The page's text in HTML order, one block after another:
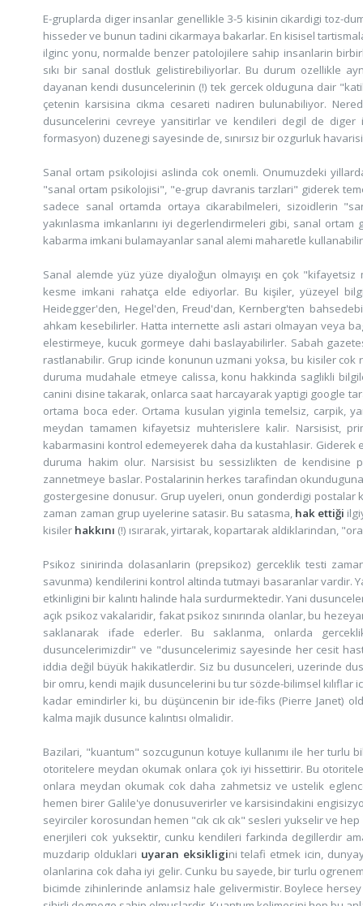
E-gruplarda diger insanlar genellikle 3-5 kisinin cikardigi toz-
hisseder ve bunun tadini cikarmaya bakarlar. En kisisel
ilginc yonu, normalde benzer patolojilere sahip insanlarin
sıkı bir sanal dostluk gelistirebiliyorlar. Bu durum ozellikle
dayanan kendi dusuncelerinin (!) tek gercek olduguna dair
çetenin karsisina cikma cesareti nadiren bulunabiliyor.
dusuncelerini cevreye yansitirlar ve kendileri degil de diger
formasyon) duzenegi sayesinde de, sınırsız bir ozgurluk
Sanal ortam psikolojisi aslinda cok onemli. Onumuzdeki
"sanal ortam psikolojisi", "e-grup davranis tarzlari" giderek
sadece sanal ortamda ortaya cikarabilmeleri, sizoidlerin
yakınlasma imkanlarını iyi degerlendirmeleri gibi, sanal
kabarma imkani bulamayanlar sanal alemi maharetle
Sanal alemde yüz yüze diyaloğun olmayışı en çok
kesme imkani rahatça elde ediyorlar. Bu kişiler, yüzeyel
Heidegger'den, Hegel'den, Freud'dan, Kernberg'ten
ahkam kesebilirler. Hatta internette asli astari olmayan veya
elestirmeye, kucuk gormeye dahi baslayabilirler. Sabah
rastlanabilir. Grup icinde konunun uzmani yoksa, bu kisiler
duruma mudahale etmeye calissa, konu hakkinda saglikli
canini disine takarak, onlarca saat harcayarak yaptigi google
ortama boca eder. Ortama kusulan yiginla temelsiz, carpik,
meydan tamamen kifayetsiz muhterislere kalir. Narsisist,
kabarmasini kontrol edemeyerek daha da kustahlasir.
duruma hakim olur. Narsisist bu sessizlikten de kendisine
zannetmeye baslar. Postalarinin herkes tarafindan
gostergesine donusur. Grup uyeleri, onun gonderdigi
zaman zaman grup uyelerine satasir. Bu satasma, hak ettiği
kisiler hakkını (!) ısırarak, yirtarak, kopartarak aldiklarindan,
Psikoz sinirinda dolasanlarin (prepsikoz) gerceklik testi
savunma) kendilerini kontrol altinda tutmayi basaranlar vardir.
etkinligini bir kalıntı halinde hala surdurmektedir. Yani
açık psikoz vakalaridir, fakat psikoz sınırında olanlar, bu
saklanarak ifade ederler. Bu saklanma, onlarda
dusuncelerimizdir" ve "dusuncelerimiz sayesinde her cesit
iddia değil büyük hakikatlerdir. Siz bu dusunceleri, uzerinde
bir omru, kendi majik dusuncelerini bu tur sözde-bilimsel
kadar emindirler ki, bu düşüncenin bir ide-fiks (Pierre Janet)
kalma majik dusunce kalıntısı olmalidir.
Bazilari, "kuantum" sozcugunun kotuye kullanımı ile her
otoritelere meydan okumak onlara çok iyi hissettirir. Bu
onlara meydan okumak cok daha zahmetsiz ve ustelik
hemen birer Galile'ye donusuverirler ve karsisindakini
seyirciler korosundan hemen "cık cık cık" sesleri yukselir ve
enerjileri cok yuksektir, cunku kendileri farkinda degillerdir
muzdarip olduklari uyaran eksikligini telafi etmek icin,
olanlarina cok daha iyi gelir. Cunku bu sayede, bir turlu
bicimde zihinlerinde anlamsiz hale gelivermistir. Boylece